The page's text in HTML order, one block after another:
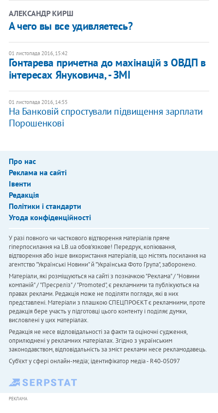
АЛЕКСАНДР КИРШ
А чего вы все удивляетесь?
01 листопада 2016, 15:42
Гонтарева причетна до махінацій з ОВДП в
інтересах Януковича, - ЗМІ
01 листопада 2016, 14:55
На Банковій спростували підвищення зарплати
Порошенкові
Про нас
Реклама на сайті
Івенти
Редакція
Політики і стандарти
Угода конфіденційності
У разі повного чи часткового відтворення матеріалів пряме
гіперпосилання на LB.ua обов'язкове! Передрук, копіювання,
відтворення або інше використання матеріалів, що містять посилання на
агентство "Українськi Новини" й "Українська Фото Група", заборонено.
Матеріали, які розміщуються на сайті з позначкою "Реклама" / "Новини
компаній" / "Пресреліз" / "Promoted", є рекламними та публікуються на
правах реклами. Редакція може не поділяти погляди, які в них
представлені. Матеріали з плашкою СПЕЦПРОЄКТ є рекламними, проте
редакція бере участь у підготовці цього контенту і поділяє думки,
висловлені у цих матеріалах.
Редакція не несе відповідальності за факти та оціночні судження,
оприлюднені у рекламних матеріалах. Згідно з українським
законодавством, відповідальність за зміст реклами несе рекламодавець.
Cуб'єкт у сфері онлайн-медіа; ідентифікатор медіа - R40-05097
РЕКЛАМА